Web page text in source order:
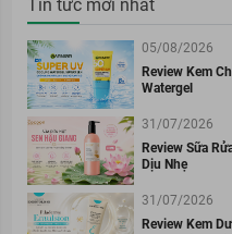
Tin tức mới nhất
05/08/2026
Review Kem
Watergel
31/07/2026
Review Sữa
Dịu Nhẹ
31/07/2026
Review Kem